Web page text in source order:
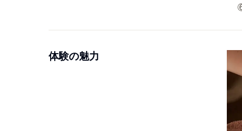
体験の魅力